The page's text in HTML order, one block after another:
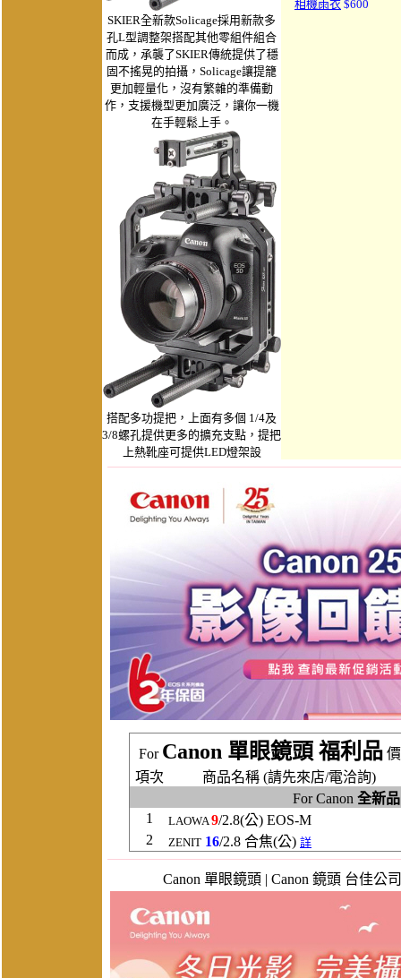
SKIER全新款Solicage採用新款多
孔L型調整架搭配其他零組件組合
而成，承襲了SKIER傳統提供了穩
固不搖晃的拍攝，Solicage讓提籠
更加輕量化，沒有繁雜的準備動
作，支援機型更加廣泛，讓你一機
在手輕鬆上手。
搭配多功提把，上面有多個 1/4及
3/8螺孔提供更多的擴充支點，提把
上熱靴座可提供LED燈架設
相機雨衣 $600
For Canon 單眼鏡頭 福利品
項次
商品名稱 (請先來店/電洽詢)
For Canon 全新品
1
LAOWA9/2.8(公) EOS-M
2
ZENIT 16/2.8 合焦(公) 詳
Canon 單眼鏡頭 | Canon 鏡頭 台佳公司貨